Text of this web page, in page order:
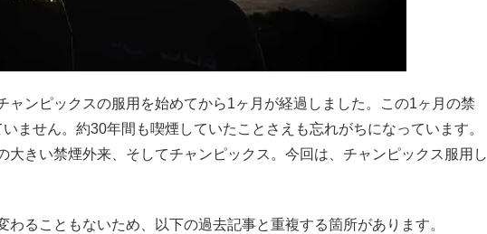
ャンピックスの服用を始めてから1ヶ月が経過しました。この1ヶ月の禁
ません。約30年間も喫煙していたことさえも忘れがちになっています。
大きい禁煙外来、そしてチャンピックス。今回は、チャンピックス服用し
ることもないため、以下の過去記事と重複する箇所があります。